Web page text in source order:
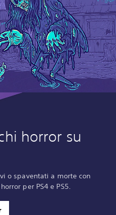
horror su
o spaventati a morte con
per PS4 e PS5.